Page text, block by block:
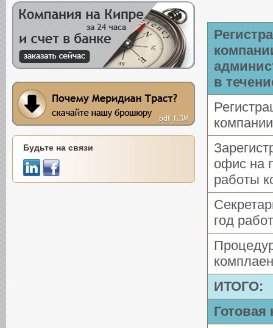
Будьте на связи
в
компании
офис на
работы
год
ИТОГО:
Готовая